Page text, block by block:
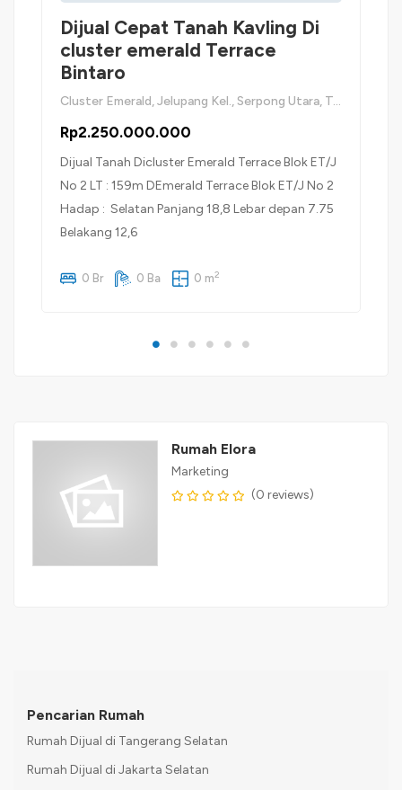
Dijual Cepat Tanah Kavling Di
cluster emerald Terrace
Bintaro
Cluster Emerald, Jelupang Kel., Serpong Utara, Tangerang Selatan
Rp2.250.000.000
Dijual Tanah Dicluster Emerald Terrace Blok ET/J
No 2 LT : 159m DEmerald Terrace Blok ET/J No 2
Hadap : Selatan Panjang 18,8 Lebar depan 7.75
Belakang 12,6
0 Br 0 Ba 0 m2
Rumah Elora
Marketing
(0 reviews)
Pencarian Rumah
Rumah Dijual di Tangerang Selatan
Rumah Dijual di Jakarta Selatan